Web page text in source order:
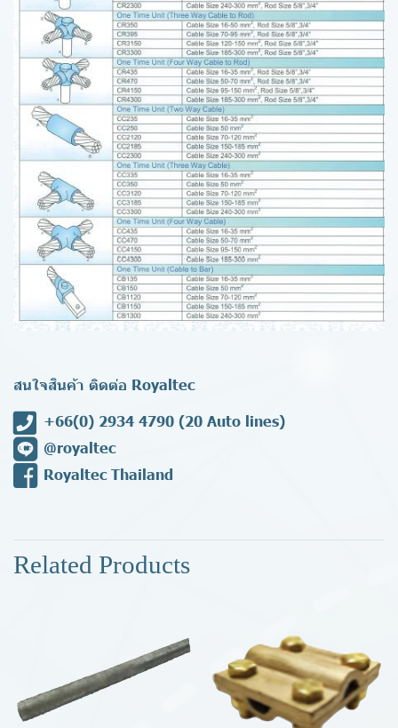
สนใจสินค้า ติดต่อ Royaltec
+66(0) 2934 4790 (20 Auto lines)
@royaltec
Royaltec Thailand
Related Products